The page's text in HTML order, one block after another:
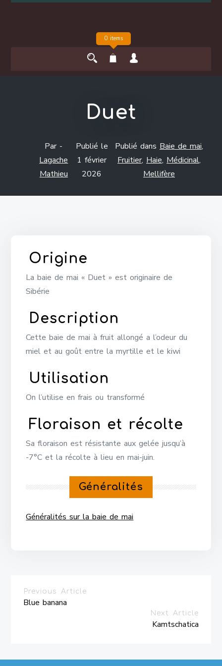
0 items
Duet
Par -
Lagache
Mathieu
Publié le
1 février
2026
Publié dans Baie de mai,
Fruitier, Haie, Médicinal,
Mellifère
Origine
La baie de mai « Duet » est originaire de
Sibérie
Description
Cette baie de mai à fruit allongé a l’odeur du
miel et au goût entre la myrtille et le kiwi
Utilisation
On l’utilise en frais ou transformé
Floraison et récolte
Sa floraison est résistante aux gelée jusqu’à
-7°C et la récolte à lieu en mai-juin.
Généralités
Généralités sur la baie de mai
Previous Article
Blue banana
Next Article
Kamtschatica